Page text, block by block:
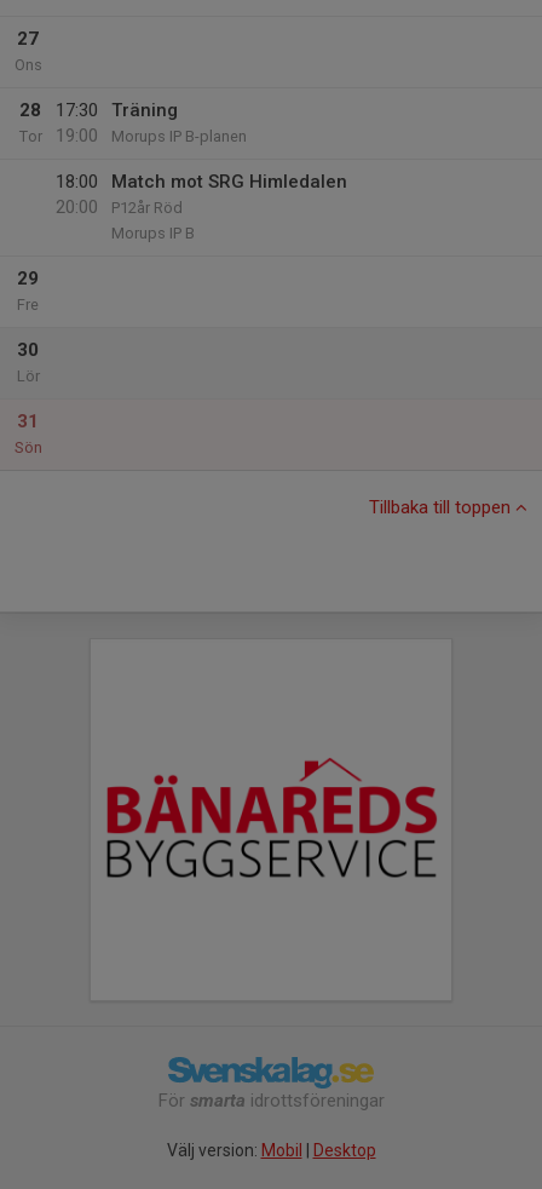
27
Ons
28
Tor
17:30
19:00
Träning
Morups IP B-planen
18:00
20:00
Match mot SRG Himledalen
P12år Röd
Morups IP B
29
Fre
30
Lör
31
Sön
Tillbaka till toppen
För smarta idrottsföreningar
Välj version: Mobil Desktop